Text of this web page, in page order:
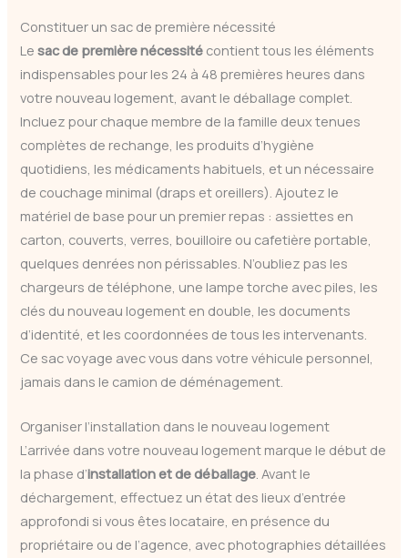
Constituer un sac de première nécessité
Lesac de première nécessité contient tous les éléments
indispensables pour les 24 à 48 premières heures dans
votre nouveau logement, avant le déballage complet.
Incluez pour chaque membre de la famille deux tenues
complètes de rechange, les produits d’hygiène
quotidiens, les médicaments habituels, et un nécessaire
de couchage minimal (draps et oreillers). Ajoutez le
matériel de base pour un premier repas : assiettes en
carton, couverts, verres, bouilloire ou cafetière portable,
quelques denrées non périssables. N’oubliez pas les
chargeurs de téléphone, une lampe torche avec piles, les
clés du nouveau logement en double, les documents
d’identité, et les coordonnées de tous les intervenants.
Ce sac voyage avec vous dans votre véhicule personnel,
jamais dans le camion de déménagement.
Organiser l’installation dans le nouveau logement
L’arrivée dans votre nouveau logement marque le début de
la phase d’installation et de déballage. Avant le
déchargement, effectuez un état des lieux d’entrée
approfondi si vous êtes locataire, en présence du
propriétaire ou de l’agence, avec photographies détaillées